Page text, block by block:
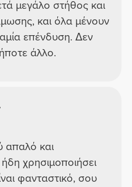
μεγάλο στήθος και
και όλα μένουν
επένδυση. Δεν
άλλο.
απαλό και
χρησιμοποιήσει
φανταστικό, σου